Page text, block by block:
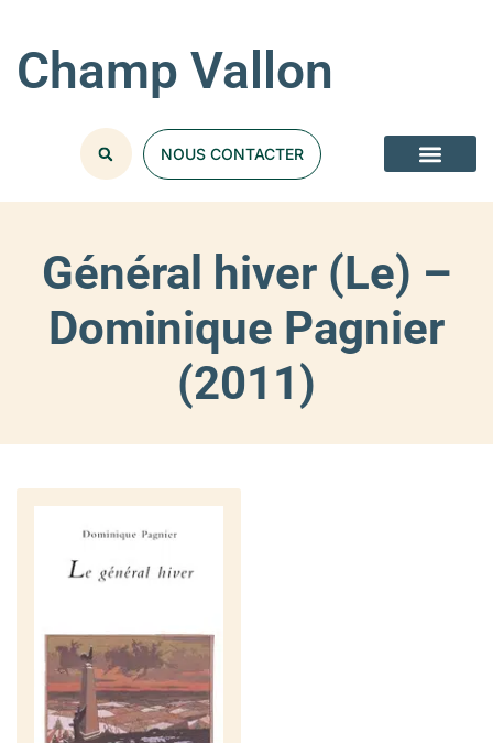
Champ Vallon
NOUS CONTACTER
Général hiver (Le) –
Dominique Pagnier
(2011)